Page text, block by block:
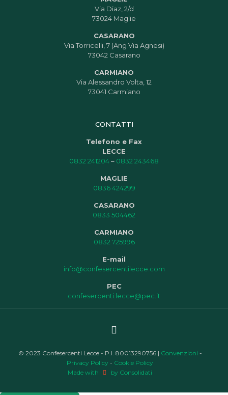
Via Diaz, 2/d
73024 Maglie
CASARANO
Via Torricelli, 7 (Ang Via Agnesi)
73042 Casarano
CARMIANO
Via Alessandro Volta, 12
73041 Carmiano
CONTATTI
Telefono e Fax
LECCE
0832 241204– 0832 243468
MAGLIE
0836 424299
CASARANO
0833 504462
CARMIANO
0832 725996
E-mail
info@confesercentilecce.com
PEC
confesercenti.lecce@pec.it
© 2023 Confesercenti Lecce - P.I. 80013290756 | Convenzioni -
Privacy Policy - Cookie Policy
Made with
by Consolidati